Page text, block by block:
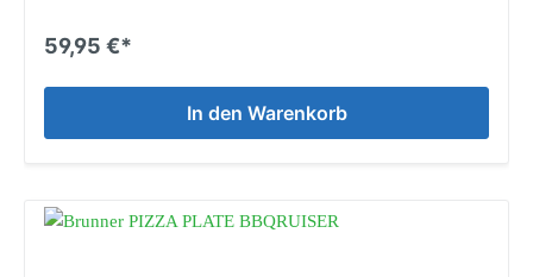
59,95 €*
In den Warenkorb